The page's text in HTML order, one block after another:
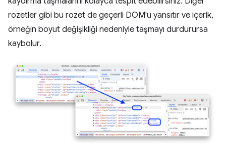
rozetler gibi bu rozet de geçerli DOM'u yansıtır ve içerik,
örneğin boyut değişikliği nedeniyle taşmayı durdurursa
kaybolur.